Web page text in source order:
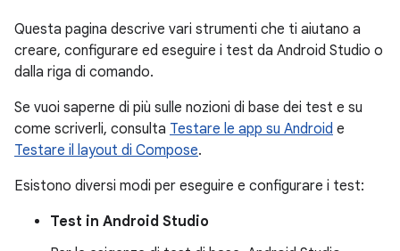
Questa pagina descrive vari strumenti che ti aiutano a
creare, configurare ed eseguire i test da Android Studio o
dalla riga di comando.
Se vuoi saperne di più sulle nozioni di base dei test e su
come scriverli, consulta Testare le app su Android e
Testare il layout di Compose.
Esistono diversi modi per eseguire e configurare i test:
Test in Android Studio